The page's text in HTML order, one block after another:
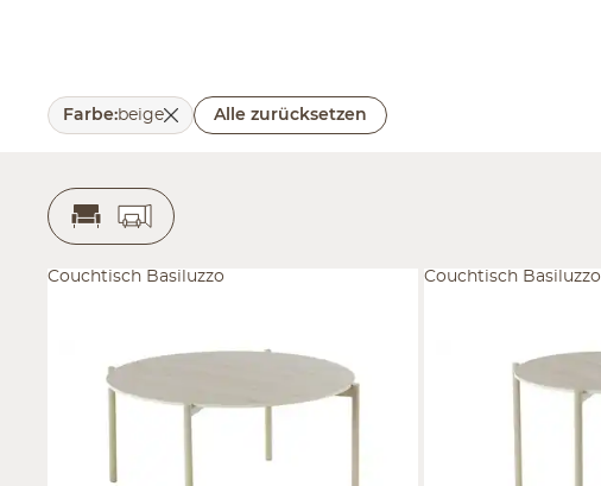
Farbe:beige Alle zurücksetzen
Couchtisch Basiluzzo Couchtisch Basiluzzo